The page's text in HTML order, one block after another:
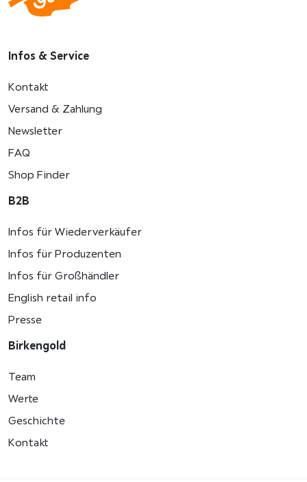
Infos & Service
Kontakt
Versand & Zahlung
Newsletter
FAQ
Shop Finder
B2B
Infos für Wiederverkäufer
Infos für Produzenten
Infos für Großhändler
English retail info
Presse
Birkengold
Team
Werte
Geschichte
Kontakt